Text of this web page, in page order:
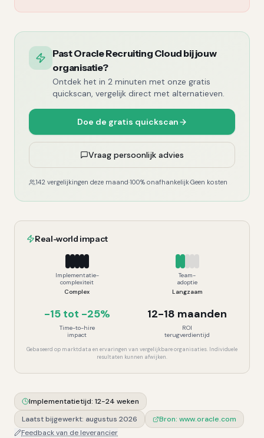
Past Oracle Recruiting Cloud bij jouw
organisatie?
Ontdek het in 2 minuten met onze gratis
quickscan, vergelijk direct met alternatieven.
Doe de gratis quickscan
Vraag persoonlijk advies
142 vergelijkingen deze maand·100% onafhankelijk·Geen kosten
Real-world impact
Implementatie-
complexiteit
Complex
Team-
adoptie
Langzaam
-15 tot -25%
Time-to-hire
impact
12-18 maanden
ROI
terugverdientijd
Gebaseerd op marktdata en ervaringen van vergelijkbare organisaties. Individuele
resultaten kunnen afwijken.
Implementatietijd: 12-24 weken
Laatst bijgewerkt: augustus 2026 Bron: www.oracle.com
Feedback van de leverancier